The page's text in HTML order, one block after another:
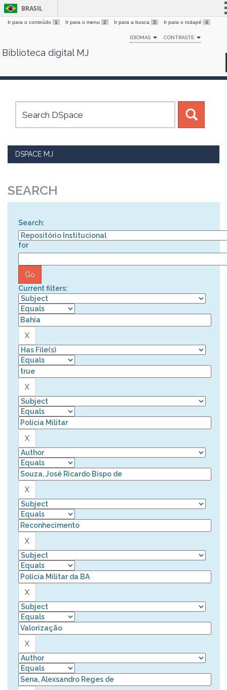
Skip
BRASIL
Simplifique!
Comunica BR
Canais
Ir para o conteúdo 1 Ir para o menu 2 Ir para a busca 3 Ir para o rodapé 4
IDIOMAS CONTRASTE
Biblioteca digital MJ
DSPACE MJ
SEARCH
Search:
for
Current filters: